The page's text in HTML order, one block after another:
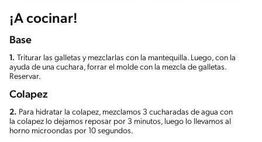
¡A cocinar!
Base
1. Triturar las galletas y mezclarlas con la mantequilla. Luego, con la
ayuda de una cuchara, forrar el molde con la mezcla de galletas.
Reservar.
Colapez
2. Para hidratar la colapez, mezclamos 3 cucharadas de agua con
la colapez lo dejamos reposar por 3 minutos, luego lo llevamos al
horno microondas por 10 segundos.